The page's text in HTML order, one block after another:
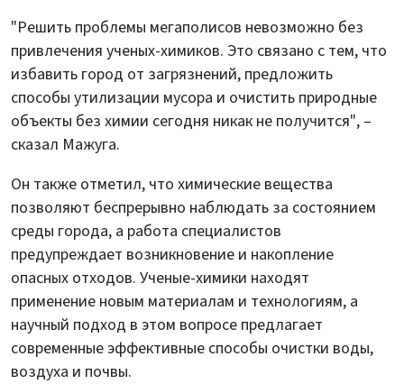
"Решить проблемы мегаполисов невозможно без
привлечения ученых-химиков. Это связано с тем, что
избавить город от загрязнений, предложить
способы утилизации мусора и очистить природные
объекты без химии сегодня никак не получится", –
сказал Мажуга.
Он также отметил, что химические вещества
позволяют беспрерывно наблюдать за состоянием
среды города, а работа специалистов
предупреждает возникновение и накопление
опасных отходов. Ученые-химики находят
применение новым материалам и технологиям, а
научный подход в этом вопросе предлагает
современные эффективные способы очистки воды,
воздуха и почвы.